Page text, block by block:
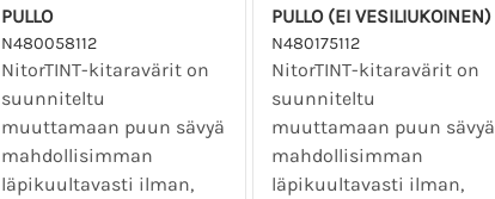
PULLO
N480058112
NitorTINT-kitaravärit on
suunniteltu
muuttamaan puun sävyä
mahdollisimman
läpikuultavasti ilman,
PULLO (EI VESILIUKOINEN)
N480175112
NitorTINT-kitaravärit on
suunniteltu
muuttamaan puun sävyä
mahdollisimman
läpikuultavasti ilman,